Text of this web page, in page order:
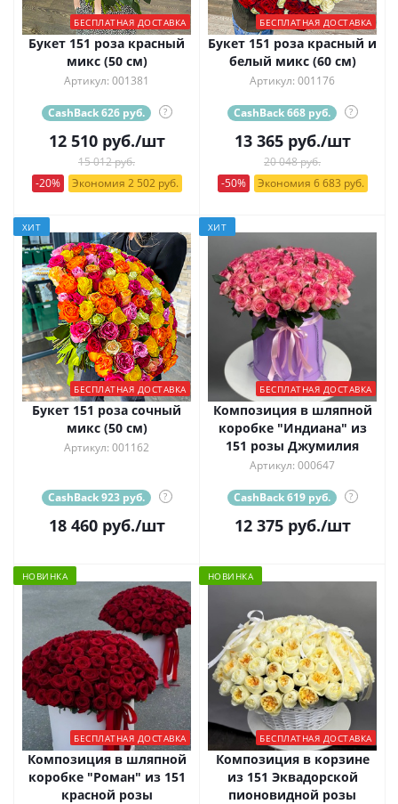
БЕСПЛАТНАЯ ДОСТАВКА
Букет 151 роза красный
микс (50 см)
Артикул: 001381
CashBack 626 руб. ?
12 510руб./шт
15 012 руб.
-20%
Экономия 2 502 руб.
БЕСПЛАТНАЯ ДОСТАВКА
Букет 151 роза красный и
белый микс (60 см)
Артикул: 001176
CashBack 668 руб. ?
13 365руб./шт
20 048 руб.
-50%
Экономия 6 683 руб.
ХИТ
БЕСПЛАТНАЯ ДОСТАВКА
Букет 151 роза сочный
микс (50 см)
Артикул: 001162
CashBack 923 руб. ?
18 460руб./шт
ХИТ
БЕСПЛАТНАЯ ДОСТАВКА
Композиция в шляпной
коробке "Индиана" из
151 розы Джумилия
Артикул: 000647
CashBack 619 руб. ?
12 375руб./шт
НОВИНКА
БЕСПЛАТНАЯ ДОСТАВКА
Композиция в шляпной
коробке "Роман" из 151
красной розы
НОВИНКА
БЕСПЛАТНАЯ ДОСТАВКА
Композиция в корзине
из 151 Эквадорской
пионовидной розы